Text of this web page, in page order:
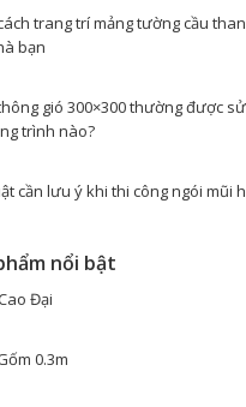
trang trí mảng tường cầu
bạn
gió 300×300 thường được
trình nào?
cần lưu ý khi thi công ngói mũi
nổi bật
Đại
0.3m